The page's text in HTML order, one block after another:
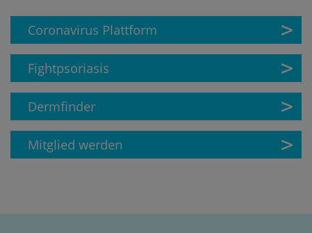
Coronavirus Plattform
Fightpsoriasis
Dermfinder
Mitglied werden